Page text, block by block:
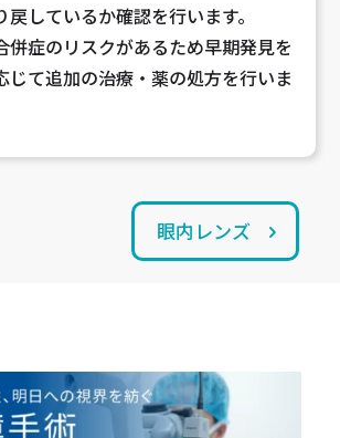
しているか確認を行います。
併症のリスクがあるため早期発見を
じて追加の治療・薬の処方を行いま
眼内レンズ